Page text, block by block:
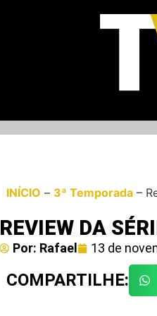
INÍCIO – 3ª Temporada –
REVIEW DA
Por: Rafael 13 de
COMPARTILHE: